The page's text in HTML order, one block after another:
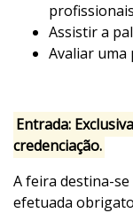
Assistir a
Avaliar
Entrada:
credenciação.
A feira destina-
efetuada